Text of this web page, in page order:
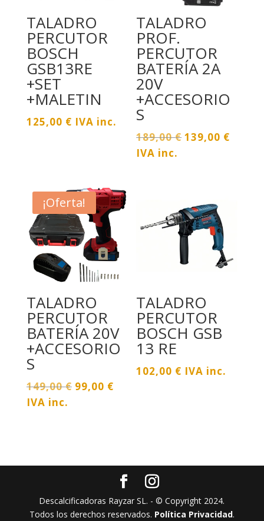
TALADRO
PERCUTOR
BOSCH
GSB13RE
+SET
+MALETIN
125,00 € IVA inc.
TALADRO
PROF.
PERCUTOR
BATERÍA 2A
20V
+ACCESORIO
S
189,00€ El
139,00 €
IVA inc.
¡Oferta!
TALADRO
PERCUTOR
BATERÍA 20V
+ACCESORIO
S
149,00€ El
99,00 €El
IVA inc.
TALADRO
PERCUTOR
BOSCH GSB
13 RE
102,00 € IVA inc.
Descalcificadoras Rayzar SL. - © Copyright​ 2024.
Todos los derechos reservados. Política Privacidad.